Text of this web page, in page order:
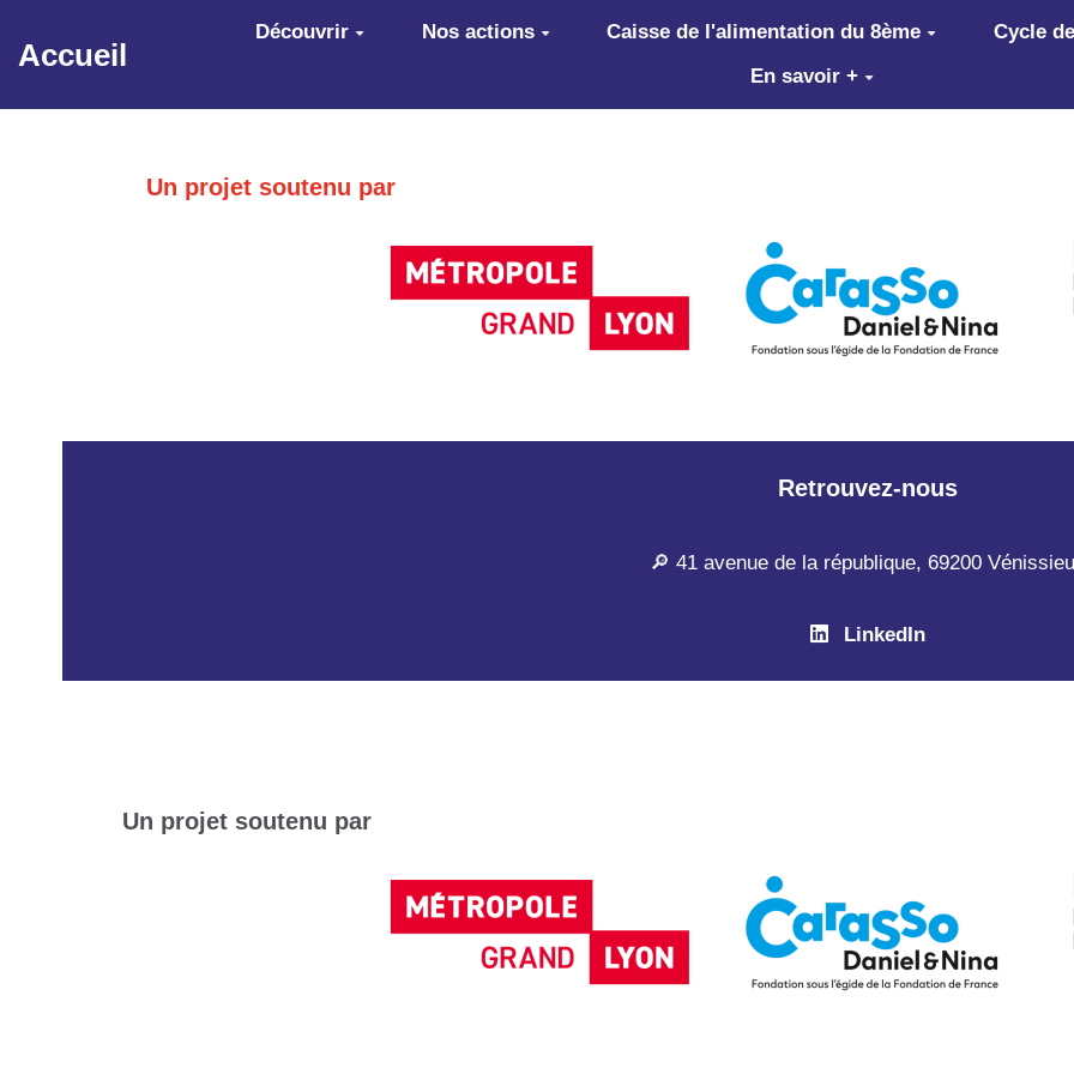
Aller au contenu principal
Accueil
Découvrir Nos actions Caisse de l'alimentation du 8ème
Cycle
En savoir +
Un projet soutenu par
Retrouvez-nous
🔎 41 avenue de la république, 69200
LinkedIn
Un projet soutenu par